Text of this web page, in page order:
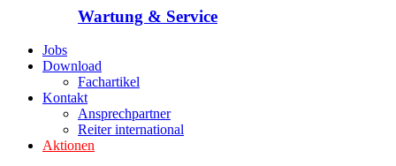
Wartung & Service
Jobs
Download
Fachartikel
Kontakt
Ansprechpartner
Reiter international
Aktionen